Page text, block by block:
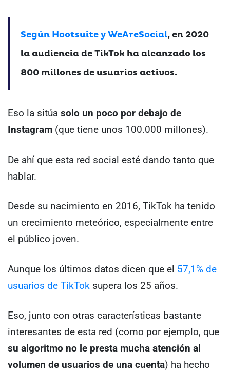
Según Hootsuite y WeAreSocial, en 2020
la audiencia de TikTok ha alcanzado los
800 millones de usuarios activos.
Eso la sitúa solo un poco por debajo de
Instagram (que tiene unos 100.000 millones).
De ahí que esta red social esté dando tanto que
hablar.
Desde su nacimiento en 2016, TikTok ha tenido
un crecimiento meteórico, especialmente entre
el público joven.
Aunque los últimos datos dicen que el 57,1% de
usuarios de TikTok supera los 25 años.
Eso, junto con otras características bastante
interesantes de esta red (como por ejemplo, que
su algoritmo no le presta mucha atención al
volumen de usuarios de una cuenta) ha hecho